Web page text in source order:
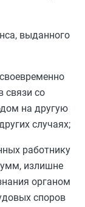
выданного
связи со
на другую
случаях;
работнику
излишне
органом
споров